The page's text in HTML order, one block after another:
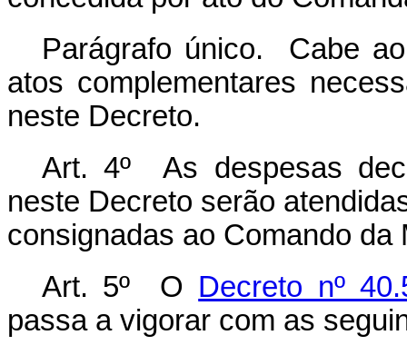
Parágrafo único. Cabe
atos complementares
neste Decreto.
Art. 4º As despesas
neste Decreto serão
consignadas ao Comando da
Art. 5º O Decreto nº
passa a vigorar com as